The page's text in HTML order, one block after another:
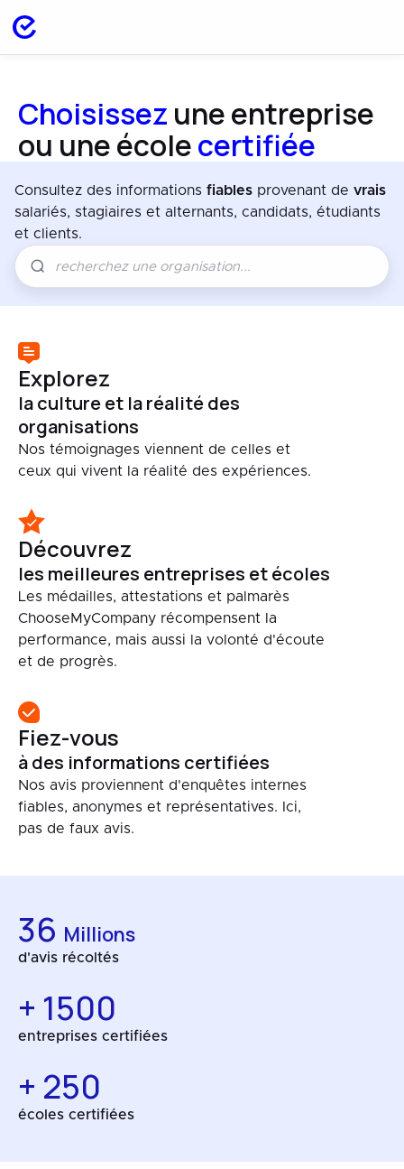
Choisissez une entreprise
ou une écolecertifiée
Consultez des informations fiables provenant de vrais
salariés, stagiaires et alternants, candidats, étudiants
et clients.
Explorez
la culture et la réalité des
organisations
Nos témoignages viennent de celles et
ceux qui vivent la réalité des expériences.
Découvrez
les meilleures entreprises et écoles
Les médailles, attestations et palmarès
ChooseMyCompany récompensent la
performance, mais aussi la volonté d'écoute
et de progrès.
Fiez-vous
à des informations certifiées
Nos avis proviennent d'enquêtes internes
fiables, anonymes et représentatives. Ici,
pas de faux avis.
36 Millions
d'avis récoltés
+ 1500
entreprises certifiées
+ 250
écoles certifiées